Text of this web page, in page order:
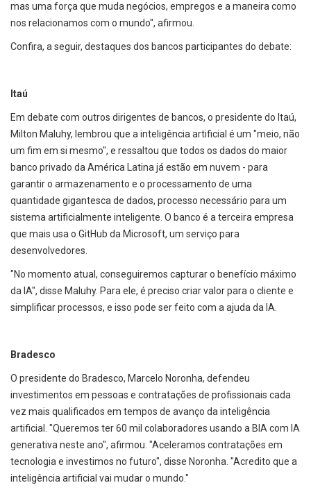
mas uma força que muda negócios, empregos e a maneira como
nos relacionamos com o mundo", afirmou.
Confira, a seguir, destaques dos bancos participantes do debate:
Itaú
Em debate com outros dirigentes de bancos, o presidente do Itaú,
Milton Maluhy, lembrou que a inteligência artificial é um "meio, não
um fim em si mesmo", e ressaltou que todos os dados do maior
banco privado da América Latina já estão em nuvem - para
garantir o armazenamento e o processamento de uma
quantidade gigantesca de dados, processo necessário para um
sistema artificialmente inteligente. O banco é a terceira empresa
que mais usa o GitHub da Microsoft, um serviço para
desenvolvedores.
"No momento atual, conseguiremos capturar o benefício máximo
da IA", disse Maluhy. Para ele, é preciso criar valor para o cliente e
simplificar processos, e isso pode ser feito com a ajuda da IA.
Bradesco
O presidente do Bradesco, Marcelo Noronha, defendeu
investimentos em pessoas e contratações de profissionais cada
vez mais qualificados em tempos de avanço da inteligência
artificial. "Queremos ter 60 mil colaboradores usando a BIA com IA
generativa neste ano", afirmou. "Aceleramos contratações em
tecnologia e investimos no futuro", disse Noronha. "Acredito que a
inteligência artificial vai mudar o mundo."